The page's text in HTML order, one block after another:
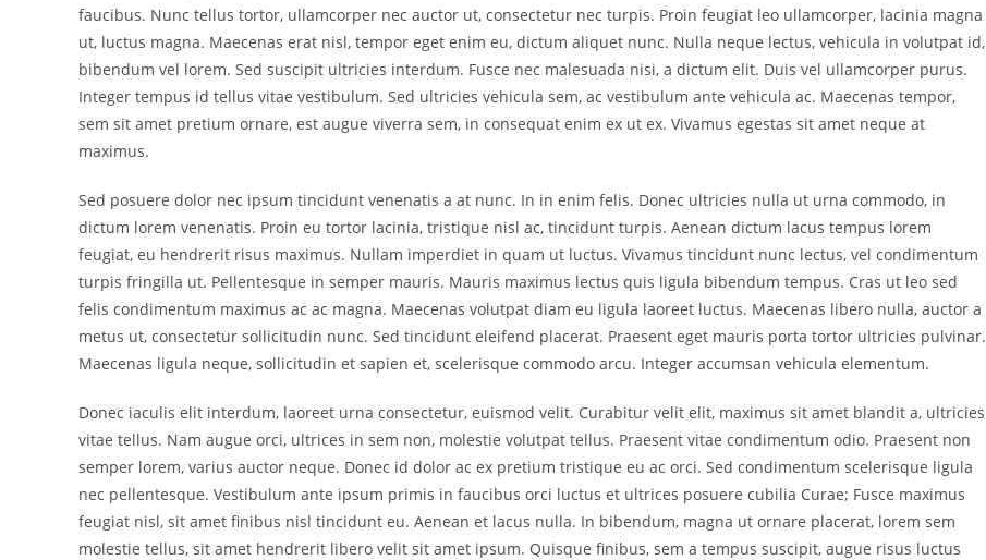
faucibus. Nunc tellus tortor, ullamcorper nec auctor ut, consectetur nec turpis. Proin feugiat leo ullamcorper, lacinia magna
ut, luctus magna. Maecenas erat nisl, tempor eget enim eu, dictum aliquet nunc. Nulla neque lectus, vehicula in volutpat id,
bibendum vel lorem. Sed suscipit ultricies interdum. Fusce nec malesuada nisi, a dictum elit. Duis vel ullamcorper purus.
Integer tempus id tellus vitae vestibulum. Sed ultricies vehicula sem, ac vestibulum ante vehicula ac. Maecenas tempor,
sem sit amet pretium ornare, est augue viverra sem, in consequat enim ex ut ex. Vivamus egestas sit amet neque at
maximus.
Sed posuere dolor nec ipsum tincidunt venenatis a at nunc. In in enim felis. Donec ultricies nulla ut urna commodo, in
dictum lorem venenatis. Proin eu tortor lacinia, tristique nisl ac, tincidunt turpis. Aenean dictum lacus tempus lorem
feugiat, eu hendrerit risus maximus. Nullam imperdiet in quam ut luctus. Vivamus tincidunt nunc lectus, vel condimentum
turpis fringilla ut. Pellentesque in semper mauris. Mauris maximus lectus quis ligula bibendum tempus. Cras ut leo sed
felis condimentum maximus ac ac magna. Maecenas volutpat diam eu ligula laoreet luctus. Maecenas libero nulla, auctor a
metus ut, consectetur sollicitudin nunc. Sed tincidunt eleifend placerat. Praesent eget mauris porta tortor ultricies pulvinar.
Maecenas ligula neque, sollicitudin et sapien et, scelerisque commodo arcu. Integer accumsan vehicula elementum.
Donec iaculis elit interdum, laoreet urna consectetur, euismod velit. Curabitur velit elit, maximus sit amet blandit a, ultricies
vitae tellus. Nam augue orci, ultrices in sem non, molestie volutpat tellus. Praesent vitae condimentum odio. Praesent non
semper lorem, varius auctor neque. Donec id dolor ac ex pretium tristique eu ac orci. Sed condimentum scelerisque ligula
nec pellentesque. Vestibulum ante ipsum primis in faucibus orci luctus et ultrices posuere cubilia Curae; Fusce maximus
feugiat nisl, sit amet finibus nisl tincidunt eu. Aenean et lacus nulla. In bibendum, magna ut ornare placerat, lorem sem
molestie tellus, sit amet hendrerit libero velit sit amet ipsum. Quisque finibus, sem a tempus suscipit, augue risus luctus